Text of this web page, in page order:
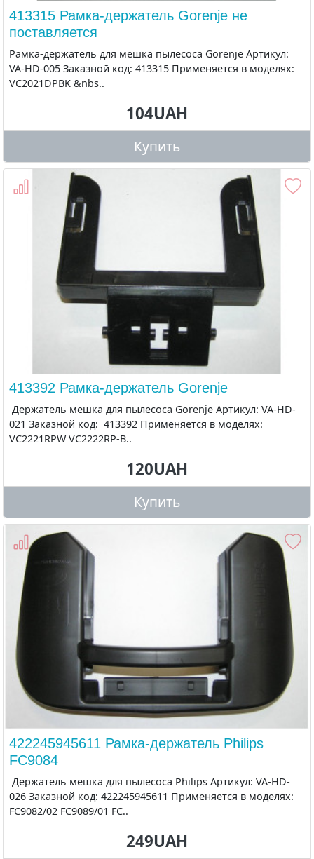
413315 Рамка-держатель Gorenje не
поставляется
Рамка-держатель для мешка пылесоса Gorenje Артикул:
VA-HD-005 Заказной код: 413315 Применяется в моделях:
VC2021DPBK &nbs..
104UAH
Купить
413392 Рамка-держатель Gorenje
Держатель мешка для пылесоса Gorenje Артикул: VA-HD-
021 Заказной код: 413392 Применяется в моделях:
VC2221RPW VC2222RP-B..
120UAH
Купить
422245945611 Рамка-держатель Philips
FC9084
Держатель мешка для пылесоса Philips Артикул: VA-HD-
026 Заказной код: 422245945611 Применяется в моделях:
FC9082/02 FC9089/01 FC..
249UAH